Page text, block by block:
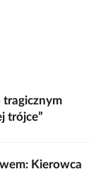
tragicznym
trójce”
Kierowca